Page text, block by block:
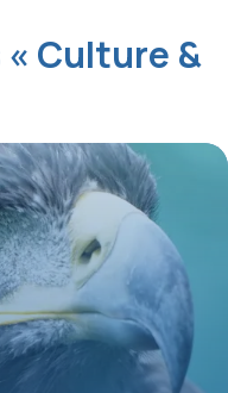
« Culture &